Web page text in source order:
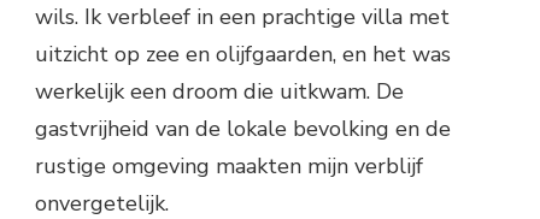
wils. Ik verbleef in een prachtige villa met
uitzicht op zee en olijfgaarden, en het was
werkelijk een droom die uitkwam. De
gastvrijheid van de lokale bevolking en de
rustige omgeving maakten mijn verblijf
onvergetelijk.